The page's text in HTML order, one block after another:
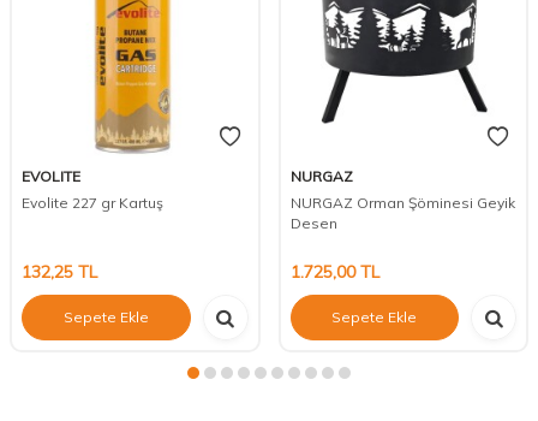
EVOLITE
Evolite 227 gr Kartuş
132,25 TL
Sepete Ekle
NURGAZ
NURGAZ Orman Şöminesi Geyik
Desen
1.725,00TL
Sepete Ekle